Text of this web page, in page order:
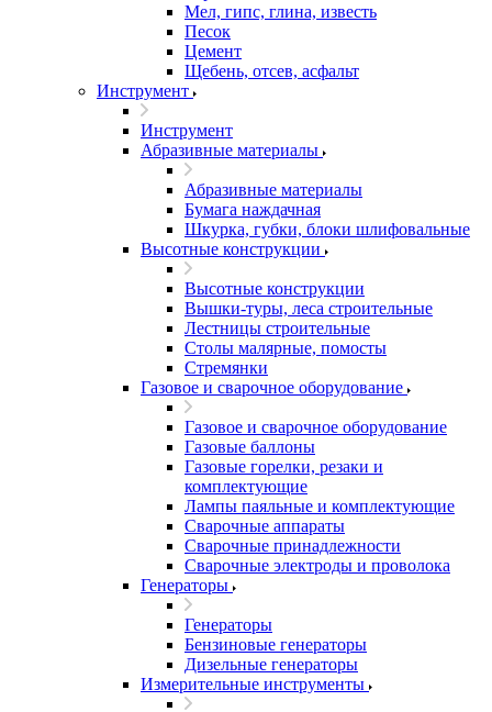
Мел, гипс, глина, известь
Песок
Цемент
Щебень, отсев, асфальт
Инструмент
Инструмент
Абразивные материалы
Абразивные материалы
Бумага наждачная
Шкурка, губки, блоки шлифовальные
Высотные конструкции
Высотные конструкции
Вышки-туры, леса строительные
Лестницы строительные
Столы малярные, помосты
Стремянки
Газовое и сварочное оборудование
Газовое и сварочное оборудование
Газовые баллоны
Газовые горелки, резаки и
комплектующие
Лампы паяльные и комплектующие
Сварочные аппараты
Сварочные принадлежности
Сварочные электроды и проволока
Генераторы
Генераторы
Бензиновые генераторы
Дизельные генераторы
Измерительные инструменты